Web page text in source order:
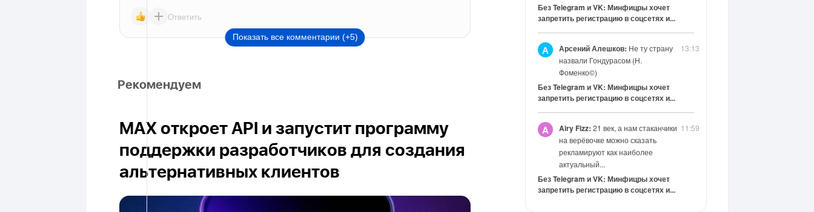
Ответить
Показать все комментарии (+5)
Рекомендуем
MAX откроет API и запустит программу
поддержки разработчиков для создания
альтернативных клиентов
Без Telegram и VK: Минфицры хочет
запретить регистрацию в соцсетях и...
13:13
А Арсений Алешков: Не ту страну
назвали Гондурасом (Н.
Фоменко©)
Без Telegram и VK: Минфицры хочет
запретить регистрацию в соцсетях и...
11:59
A Airy Fizz: 21 век, а нам стаканчики
на верёвочке можно сказать
рекламируют как наиболее
актуальный...
Без Telegram и VK: Минфицры хочет
запретить регистрацию в соцсетях и...